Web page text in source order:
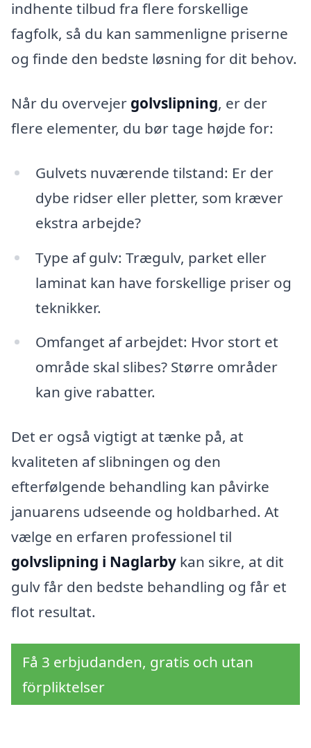
indhente tilbud fra flere forskellige
fagfolk, så du kan sammenligne priserne
og finde den bedste løsning for dit behov.
Når du overvejer golvslipning, er der
flere elementer, du bør tage højde for:
Gulvets nuværende tilstand: Er der
dybe ridser eller pletter, som kræver
ekstra arbejde?
Type af gulv: Trægulv, parket eller
laminat kan have forskellige priser og
teknikker.
Omfanget af arbejdet: Hvor stort et
område skal slibes? Større områder
kan give rabatter.
Det er også vigtigt at tænke på, at
kvaliteten af slibningen og den
efterfølgende behandling kan påvirke
januarens udseende og holdbarhed. At
vælge en erfaren professionel til
golvslipning i Naglarby kan sikre, at dit
gulv får den bedste behandling og får et
flot resultat.
Få 3 erbjudanden, gratis och utan
förpliktelser